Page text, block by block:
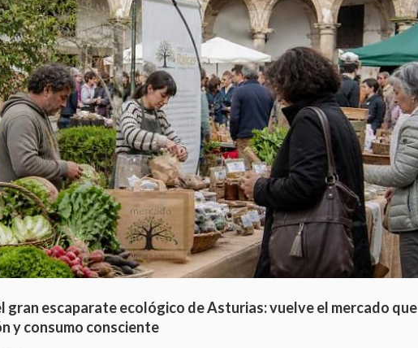
gran escaparate ecológico de Asturias: vuelve el mercado que
y consumo consciente